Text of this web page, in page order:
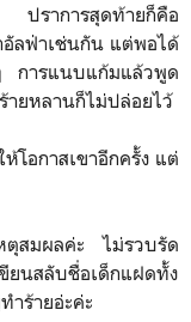
ปราการสุดท้ายก็คือ
ลฟ่าเช่นกัน แต่พอได้
การแนบแก้มแล้วพูด
ายหลานก็ไม่ปล่อยไว้
โอกาสเขาอีกครั้ง แต่
ตุสมผลค่ะ ไม่รวบรัด
ยนสลับชื่อเด็กแฝดทั้ง
ร้ายอ่ะค่ะ